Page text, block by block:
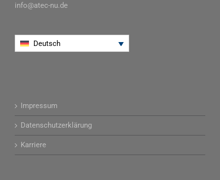
info@atec-nu.de
Deutsch
Impressum
Datenschutzerklärung
Karriere